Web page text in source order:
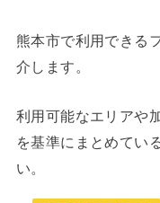
熊本市で利用できる
介します。
利用可能なエリアや
を基準にまとめてい
い。